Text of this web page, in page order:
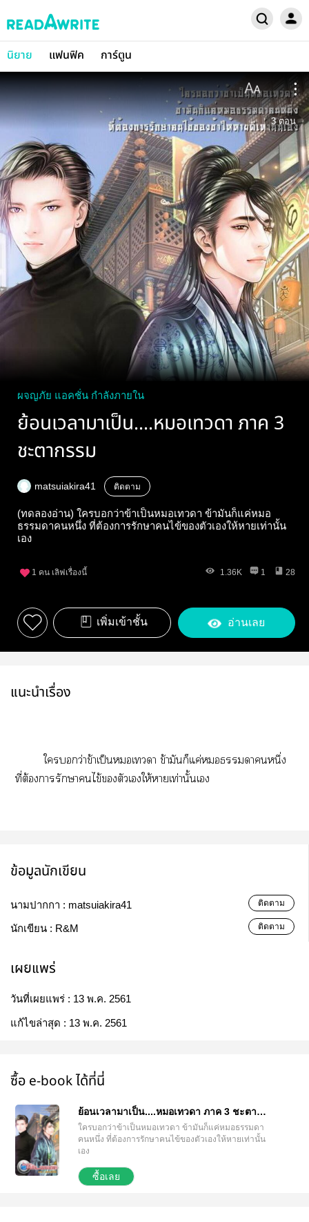
นิยาย แฟนฟิค การ์ตูน
3 ตอน
ผจญภัย แอคชั่น กำลังภายใน
ย้อนเวลามาเป็น....หมอเทวดา ภาค 3
ชะตากรรม
matsuiakira41 ติดตาม
(ทดลองอ่าน) ใครบอกว่าข้าเป็นหมอเทวดา ข้ามันก็แค่หมอ
ธรรมดาคนหนึ่ง ที่ต้องการรักษาคนไข้ของตัวเองให้หายเท่านั้น
เอง
1 คน เลิฟเรื่องนี้ 1.36K 1 28
เพิ่มเข้าชั้น อ่านเลย
แนะนำเรื่อง
ใว่าข้าเป็นเา ข้ามันก็แค่าหนึ่ง
ที่ต้องารักษาไข้ตัวเให้าเท่านั้นเ
ข้อมูลนักเขียน
นามปากกา : matsuiakira41 ติดตาม
นักเขียน : R&M ติดตาม
เผยแพร่
วันที่เผยแพร่ : 13 พ.ค. 2561
แก้ไขล่าสุด : 13 พ.ค. 2561
ซื้อ e-book ได้ที่นี่
ย้อนเวลามาเป็น....หมอเทวดา ภาค 3 ชะตา
กรรม
ใครบอกว่าข้าเป็นหมอเทวดา ข้ามันก็แค่หมอธรรมดา
คนหนึ่ง ที่ต้องการรักษาคนไข้ของตัวเองให้หายเท่านั้น
เอง
ซื้อเลย